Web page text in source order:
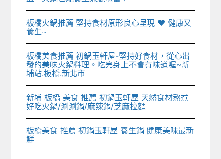
板橋火鍋推薦 堅持食材原形良心呈現 ♥︎ 健康又
養生~
板橋美食推薦 初鍋玉軒屋-堅持好食材，從心出
發的美味火鍋料理。吃完身上不會有味道喔~新
埔站.板橋.新北市
新埔 板橋 美食 推薦 初鍋玉軒屋 天然食材熬煮
好吃火鍋/涮涮鍋/麻辣鍋/芝麻拉麵
板橋美食 推薦 初鍋玉軒屋 養生鍋 健康美味最新
鮮